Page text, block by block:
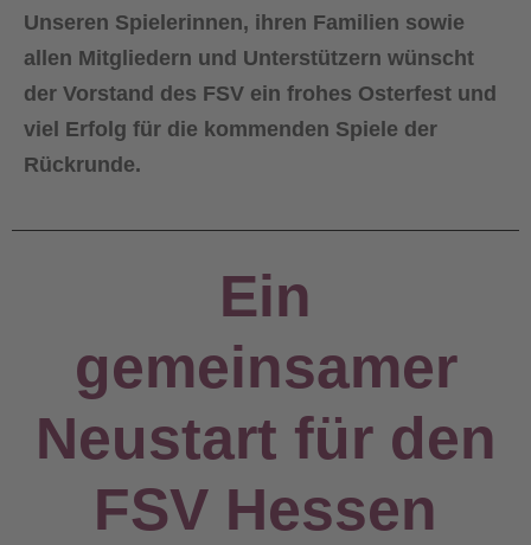
Unseren Spielerinnen, ihren Familien sowie
allen Mitgliedern und Unterstützern wünscht
der Vorstand des FSV ein frohes Osterfest und
viel Erfolg für die kommenden Spiele der
Rückrunde.
Ein
gemeinsamer
Neustart für den
FSV Hessen